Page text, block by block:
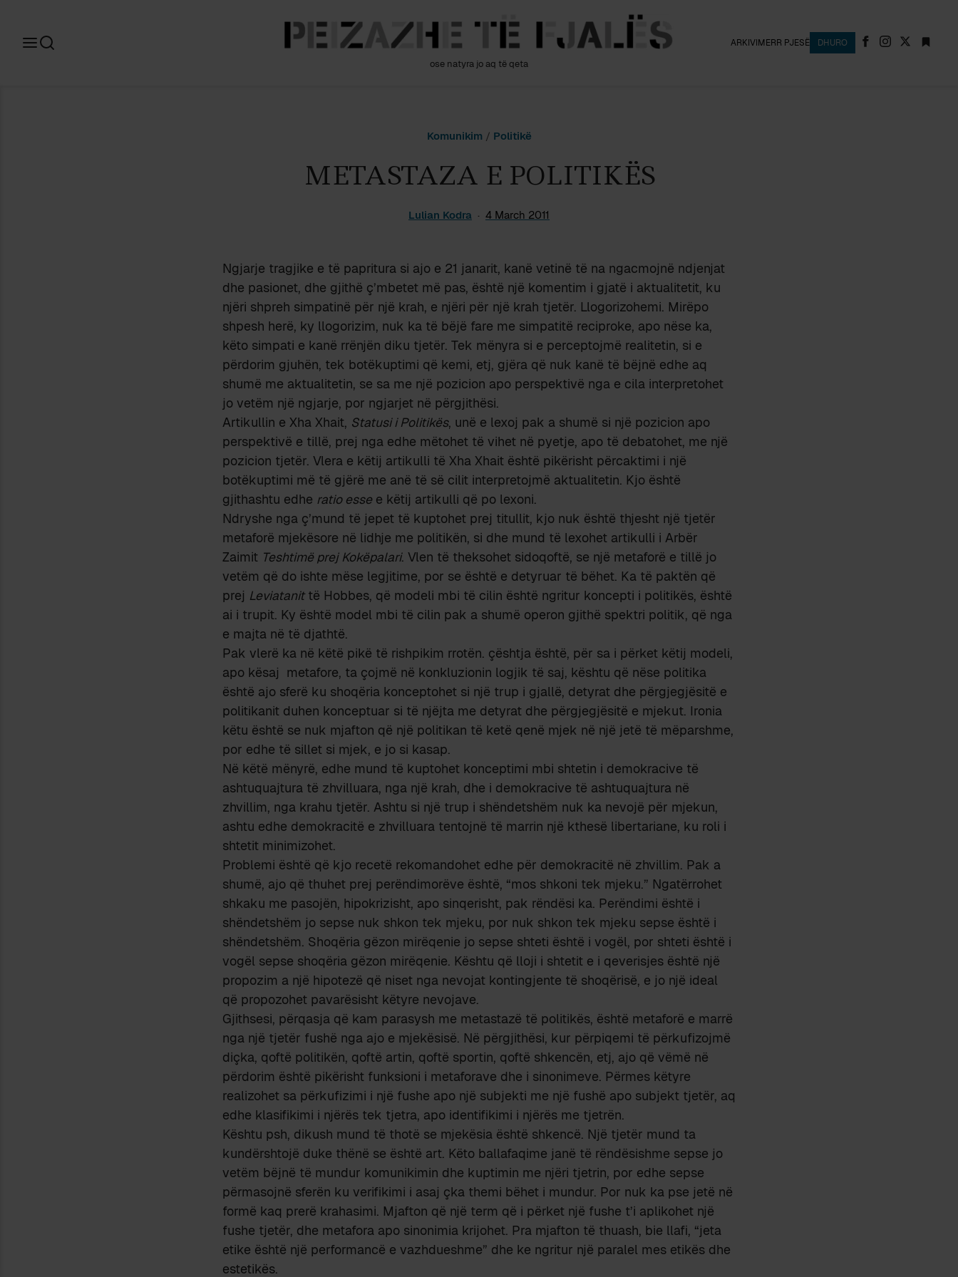
ose natyra jo aq të qeta
ARKIVIMERR PJESË DHURO
Komunikim / Politikë
METASTAZA E POLITIKËS
Lulian Kodra 4 March 2011
Ngjarje tragjike e të papritura si ajo e 21 janarit, kanë vetinë të na ngacmojnë ndjenjat
dhe pasionet, dhe gjithë ç’mbetet më pas, është një komentim i gjatë i aktualitetit, ku
njëri shpreh simpatinë për një krah, e njëri për një krah tjetër. Llogorizohemi. Mirëpo
shpesh herë, ky llogorizim, nuk ka të bëjë fare me simpatitë reciproke, apo nëse ka,
këto simpati e kanë rrënjën diku tjetër. Tek mënyra si e perceptojmë realitetin, si e
përdorim gjuhën, tek botëkuptimi që kemi, etj, gjëra që nuk kanë të bëjnë edhe aq
shumë me aktualitetin, se sa me një pozicion apo perspektivë nga e cila interpretohet
jo vetëm një ngjarje, por ngjarjet në përgjithësi.
Artikullin e Xha Xhait, Statusi i Politikës, unë e lexoj pak a shumë si një pozicion apo
perspektivë e tillë, prej nga edhe mëtohet të vihet në pyetje, apo të debatohet, me një
pozicion tjetër. Vlera e këtij artikulli të Xha Xhait është pikërisht përcaktimi i një
botëkuptimi më të gjërë me anë të së cilit interpretojmë aktualitetin. Kjo është
gjithashtu edhe ratio esse e këtij artikulli që po lexoni.
Ndryshe nga ç’mund të jepet të kuptohet prej titullit, kjo nuk është thjesht një tjetër
metaforë mjekësore në lidhje me politikën, si dhe mund të lexohet artikulli i Arbër
Zaimit Teshtimë prej Kokëpalari. Vlen të theksohet sidoqoftë, se një metaforë e tillë jo
vetëm që do ishte mëse legjitime, por se është e detyruar të bëhet. Ka të paktën që
prej Leviatanittë Hobbes, që modeli mbi të cilin është ngritur koncepti i politikës, është
ai i trupit. Ky është model mbi të cilin pak a shumë operon gjithë spektri politik, që nga
e majta në të djathtë.
Pak vlerë ka në këtë pikë të rishpikim rrotën. çështja është, për sa i përket këtij modeli,
apo kësaj metafore, ta çojmë në konkluzionin logjik të saj, kështu që nëse politika
është ajo sferë ku shoqëria konceptohet si një trup i gjallë, detyrat dhe përgjegjësitë e
politikanit duhen konceptuar si të njëjta me detyrat dhe përgjegjësitë e mjekut. Ironia
këtu është se nuk mjafton që një politikan të ketë qenë mjek në një jetë të mëparshme,
por edhe të sillet si mjek, e jo si kasap.
Në këtë mënyrë, edhe mund të kuptohet konceptimi mbi shtetin i demokracive të
ashtuquajtura të zhvilluara, nga një krah, dhe i demokracive të ashtuquajtura në
zhvillim, nga krahu tjetër. Ashtu si një trup i shëndetshëm nuk ka nevojë për mjekun,
ashtu edhe demokracitë e zhvilluara tentojnë të marrin një kthesë libertariane, ku roli i
shtetit minimizohet.
Problemi është që kjo recetë rekomandohet edhe për demokracitë në zhvillim. Pak a
shumë, ajo që thuhet prej perëndimorëve është, “mos shkoni tek mjeku.” Ngatërrohet
shkaku me pasojën, hipokrizisht, apo sinqerisht, pak rëndësi ka. Perëndimi është i
shëndetshëm jo sepse nuk shkon tek mjeku, por nuk shkon tek mjeku sepse është i
shëndetshëm. Shoqëria gëzon mirëqenie jo sepse shteti është i vogël, por shteti është i
vogël sepse shoqëria gëzon mirëqenie. Kështu që lloji i shtetit e i qeverisjes është një
propozim a një hipotezë që niset nga nevojat kontingjente të shoqërisë, e jo një ideal
që propozohet pavarësisht këtyre nevojave.
Gjithsesi, përqasja që kam parasysh me metastazë të politikës, është metaforë e marrë
nga një tjetër fushë nga ajo e mjekësisë. Në përgjithësi, kur përpiqemi të përkufizojmë
diçka, qoftë politikën, qoftë artin, qoftë sportin, qoftë shkencën, etj, ajo që vëmë në
përdorim është pikërisht funksioni i metaforave dhe i sinonimeve. Përmes këtyre
realizohet sa përkufizimi i një fushe apo një subjekti me një fushë apo subjekt tjetër, aq
edhe klasifikimi i njërës tek tjetra, apo identifikimi i njërës me tjetrën.
Kështu psh, dikush mund të thotë se mjekësia është shkencë. Një tjetër mund ta
kundërshtojë duke thënë se është art. Këto ballafaqime janë të rëndësishme sepse jo
vetëm bëjnë të mundur komunikimin dhe kuptimin me njëri tjetrin, por edhe sepse
përmasojnë sferën ku verifikimi i asaj çka themi bëhet i mundur. Por nuk ka pse jetë në
formë kaq prerë krahasimi. Mjafton që një term që i përket një fushe t’i aplikohet një
fushe tjetër, dhe metafora apo sinonimia krijohet. Pra mjafton të thuash, bie llafi, “jeta
etike është një performancë e vazhdueshme” dhe ke ngritur një paralel mes etikës dhe
estetikës.